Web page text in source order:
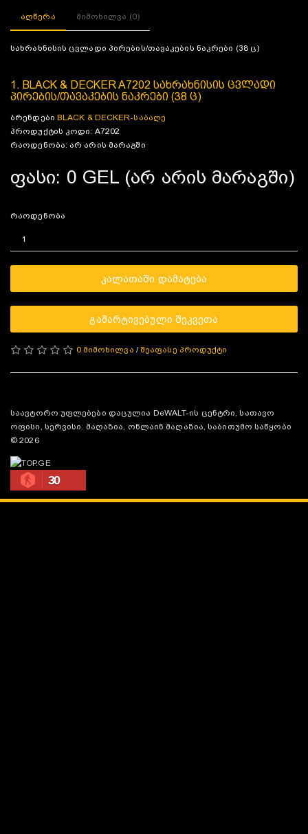
აღწერა მიმოხილვა (0)
სახრახნისის ცვლადი პირების/თავაკების ნაკრები (38 ც)
1. BLACK & DECKER A7202 სახრახნისის ცვლადი
პირების/თავაკების ნაკრები (38 ც)
ბრენდები BLACK & DECKER-საბაღე
პროდუქტის კოდი: A7202
რაოდენობა: არ არის მარაგში
ფასი: 0 GEL (არ არის მარაგში)
რაოდენობა
ᲙᲐᲚᲐᲗᲐᲨᲘ ᲓᲐᲛᲐᲢᲔᲑᲐ
ᲒᲐᲛᲐᲠᲢᲘᲕᲔᲑᲣᲚᲘ ᲨᲔᲙᲕᲔᲗᲐ
0 მიმოხილვა / შეაფასე პროდუქტი
საავტორო უფლებები დაცულია DeWALT-ის ცენტრი, სათავო
ოფისი, სერვისი. მაღაზია, ონლაინ მაღაზია, საბითუმო საწყობი
© 2026
30